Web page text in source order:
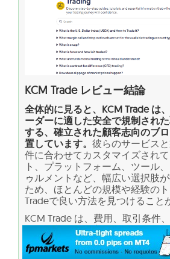
KCM Trade レビュー結論
全体的に見ると、KCM Trade は
ーダーに適した安全で規制され
する、確立された顧客志向のブ
置しています。 彼らのサービス
件に合わせてカスタマイズされ
ト、プラットフォーム、ツール
ゥルメントなど、幅広い選択肢
ため、ほとんどの規模や経験の
Tradeで良い方法を見つけること
KCM Trade は、費用、取引条件
面で好都合な提案の一つを提供
アントにはかなり快適で報酬の
供していますが、初心者にはよ